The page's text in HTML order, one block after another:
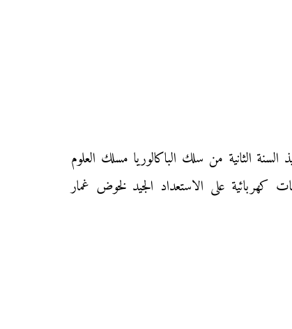
محفظتي» الامتحان الوطني الموحد في مادة «علوم المهندس» دورة يوليوز الاستدراكية 2016 لتلاميذ السنة الثانية من سلك الباكالوريا مسلك العلوم
كهربائية على الاستعداد الجيد لخوض غمار